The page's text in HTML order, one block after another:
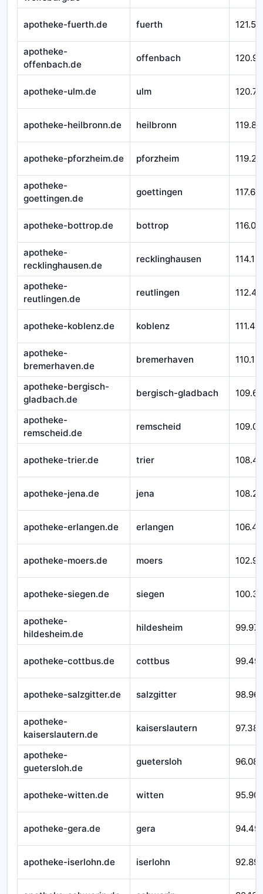
apotheke-fuerth.de fuerth
apotheke-
offenbach.de
offenbach
apotheke-ulm.de ulm
apotheke-heilbronn.de heilbronn
apotheke-pforzheim.de pforzheim
apotheke-
goettingen.de
goettingen
apotheke-bottrop.de bottrop
apotheke-
recklinghausen.de
recklinghausen
apotheke-
reutlingen.de
reutlingen
apotheke-koblenz.de koblenz
apotheke-
bremerhaven.de
bremerhaven
apotheke-bergisch-
gladbach.de
bergisch-gladbach
apotheke-
remscheid.de
remscheid
apotheke-trier.de trier
apotheke-jena.de jena
apotheke-erlangen.de erlangen
apotheke-moers.de moers
apotheke-siegen.de siegen
apotheke-
hildesheim.de
hildesheim
apotheke-cottbus.de cottbus 99.491
apotheke-salzgitter.de salzgitter
apotheke-
kaiserslautern.de
kaiserslautern 97.382
apotheke-
guetersloh.de
guetersloh 96.085
apotheke-witten.de witten
apotheke-gera.de gera
apotheke-iserlohn.de iserlohn